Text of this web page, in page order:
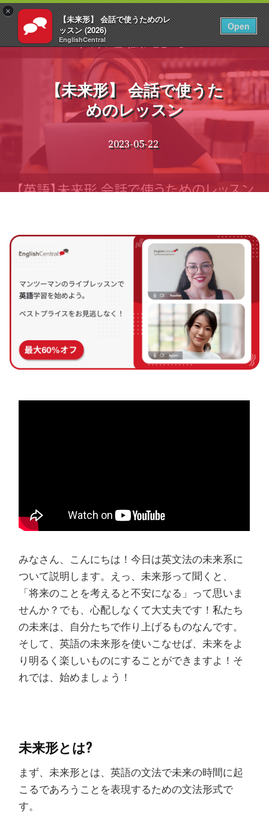
×
【未来形】 会話で使うためのレ
ッスン (2026)
EnglishCentral
Open
ログイン JA
コ
【未来形】 会話で使うた
めのレッスン
2023-05-22
みなさん、こんにちは！今日は英文法の未来系に
ついて説明します。えっ、未来形って聞くと、
「将来のことを考えると不安になる」って思いま
せんか？でも、心配しなくて大丈夫です！私たち
の未来は、自分たちで作り上げるものなんです。
そして、英語の未来形を使いこなせば、未来をよ
り明るく楽しいものにすることができますよ！そ
れでは、始めましょう！
未来形とは?
まず、未来形とは、英語の文法で未来の時間に起
こるであろうことを表現するための文法形式で
す。